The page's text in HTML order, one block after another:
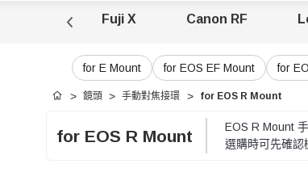
Fuji X Canon RF
for E Mount for EOS EF Mount for
首頁 鏡頭 手動對焦接環 for EOS R Mount
for EOS R Mount
EOS R Mount
選購時可先確認